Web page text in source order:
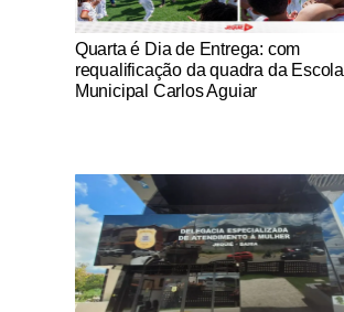
Notícias Católicas
Quarta é Dia de Entrega: com
requalificação da quadra da Escola
Municipal Carlos Aguiar